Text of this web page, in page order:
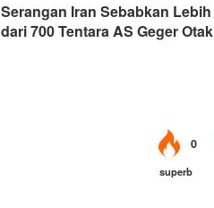
Serangan Iran Sebabkan Lebih
dari 700 Tentara AS Geger Otak